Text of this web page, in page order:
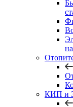
КИП и